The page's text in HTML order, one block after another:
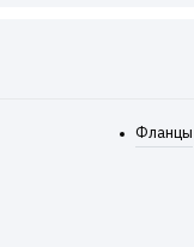
Фланцы